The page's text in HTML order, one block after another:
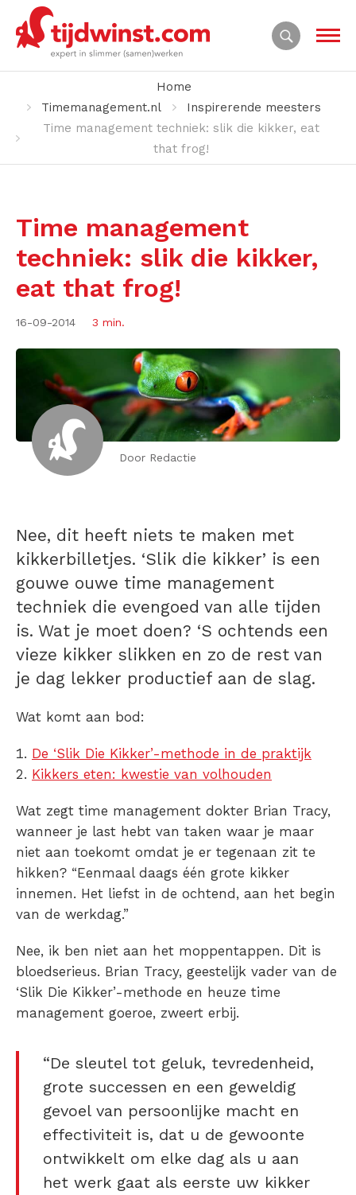
Home
Timemanagement.nl
Inspirerende meesters
Time management techniek: slik die kikker, eat
that frog!
Time management
techniek: slik die kikker,
eat that frog!
16-09-2014 3 min.
Door Redactie
Nee, dit heeft niets te maken met
kikkerbilletjes. ‘Slik die kikker’ is een
gouwe ouwe time management
techniek die evengoed van alle tijden
is. Wat je moet doen? ‘S ochtends een
vieze kikker slikken en zo de rest van
je dag lekker productief aan de slag.
Wat komt aan bod:
De ‘Slik Die Kikker’-methode in de praktijk
Kikkers eten: kwestie van volhouden
Wat zegt time management dokter Brian Tracy,
wanneer je last hebt van taken waar je maar
niet aan toekomt omdat je er tegenaan zit te
hikken? “Eenmaal daags één grote kikker
innemen. Het liefst in de ochtend, aan het begin
van de werkdag.”
Nee, ik ben niet aan het moppentappen. Dit is
bloedserieus. Brian Tracy, geestelijk vader van de
‘Slik Die Kikker’-methode en heuze time
management goeroe, zweert erbij.
“De sleutel tot geluk, tevredenheid,
grote successen en een geweldig
gevoel van persoonlijke macht en
effectiviteit is, dat u de gewoonte
ontwikkelt om elke dag als u aan
het werk gaat als eerste uw kikker